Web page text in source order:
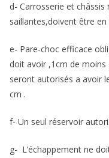
d- Carrosserie et
saillantes,doivent être
e- Pare-choc efficace
doit avoir ,1cm de moins
seront autorisés a avoir
cm .
f- Un seul réservoir
g- L’échappement ne